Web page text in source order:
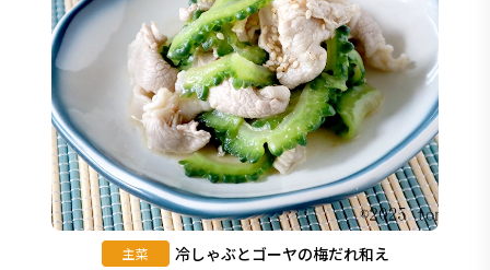
主菜 冷しゃぶとゴーヤの梅だれ和え